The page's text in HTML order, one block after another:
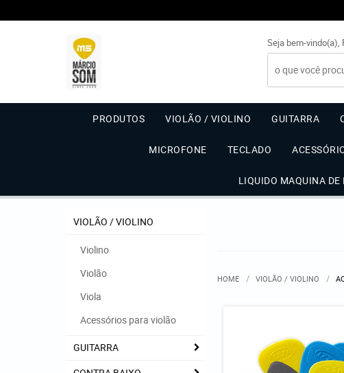
Seja bem-vindo(a),
PRODUTOS VIOLÃO / VIOLINO GUITARRA
MICROFONE TECLADO
LIQUIDO MAQUINA DE
VIOLÃO / VIOLINO
Violino
Violão
Viola
Acessórios para violão
GUITARRA
HOME VIOLÃO / VIOLINO